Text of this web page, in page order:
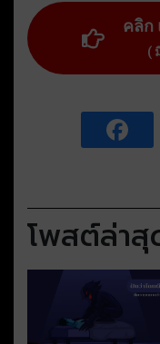
คลิก
(
โพสต์ล่าสุ